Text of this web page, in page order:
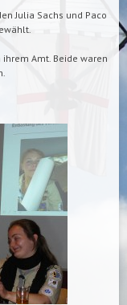
Julia Sachs und Paco
Amt. Beide waren